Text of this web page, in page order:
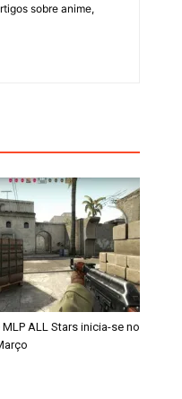
sobre anime,
MLP ALL Stars inicia-se no